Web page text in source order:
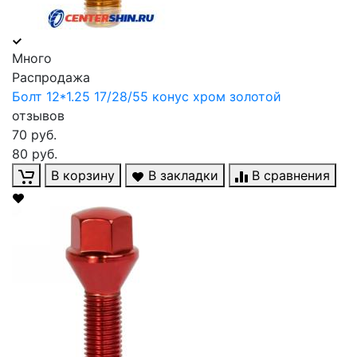
Много
Распродажа
Болт 12*1.25 17/28/55 конус хром золотой
отзывов
70 руб.
80 руб.
В корзину
В закладки В сравнения